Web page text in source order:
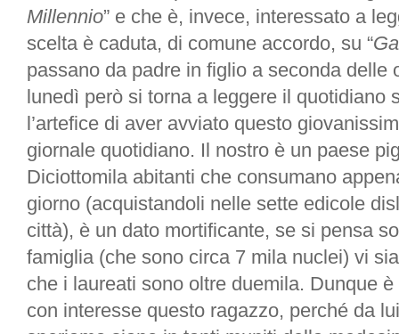
Millennio” e che è, invece, interessato a
scelta è caduta, di comune accordo, su “
passano da padre in figlio a seconda delle
lunedì però si torna a leggere il quotidiano
l’artefice di aver avviato questo
giornale quotidiano. Il nostro è un paese
Diciottomila abitanti che consumano
giorno (acquistandoli nelle sette edicole
città), è un dato mortificante, se si pensa
famiglia (che sono circa 7 mila nuclei) vi
che i laureati sono oltre duemila. Dunque
con interesse questo ragazzo, perché da